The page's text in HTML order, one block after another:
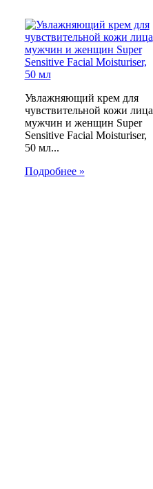
Увлажняющий крем для
чувствительной кожи лица
мужчин и женщин Super
Sensitive Facial Moisturiser,
50 мл...
Подробнее »